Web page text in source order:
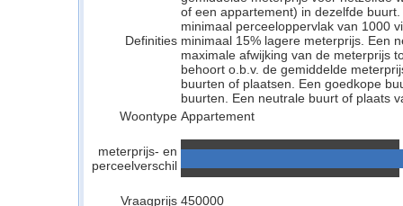
Definities
of een appartement) in dezelfde
minimaal perceeloppervlak van 1000
minimaal 15% lagere meterprijs. Een
maximale afwijking van de meterprijs
behoort o.b.v. de gemiddelde
buurten of plaatsen. Een goedkope
buurten. Een neutrale buurt of plaats
Woontype Appartement
meterprijs- en
perceelverschil
Vraagprijs 450000